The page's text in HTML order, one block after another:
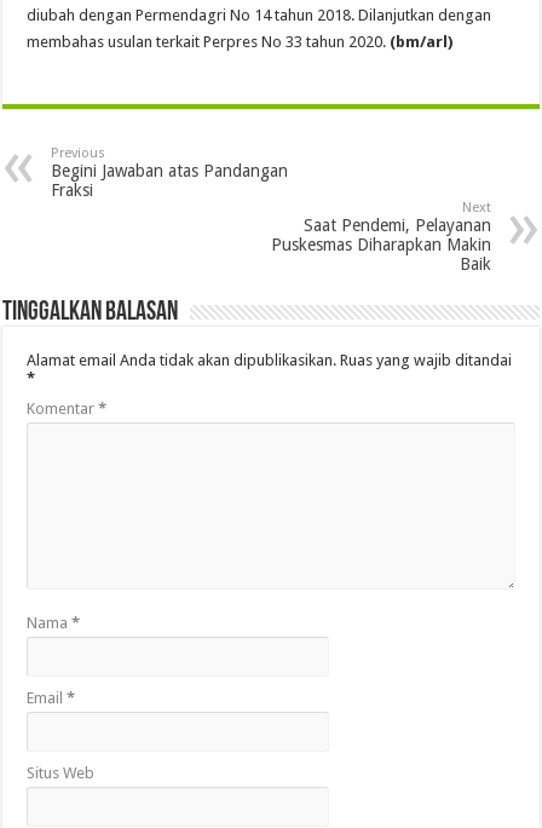
diubah dengan Permendagri No 14 tahun 2018. Dilanjutkan dengan
membahas usulan terkait Perpres No 33 tahun 2020. (bm/arl)
Previous
Begini Jawaban atas Pandangan
Fraksi
Next
Saat Pendemi, Pelayanan
Puskesmas Diharapkan Makin
Baik
Tinggalkan Balasan
Alamat email Anda tidak akan dipublikasikan. Ruas yang wajib ditandai
*
Komentar*
Nama*
Email*
Situs Web